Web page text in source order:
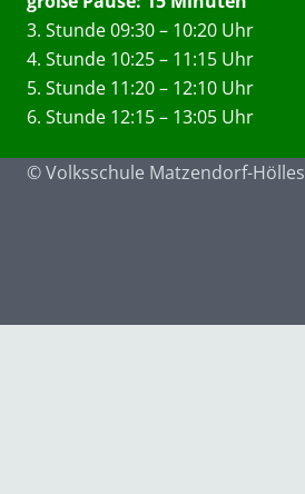
3. Stunde 09:30 – 10:20 Uhr
4. Stunde 10:25 – 11:15 Uhr
5. Stunde 11:20 – 12:10 Uhr
6. Stunde 12:15 – 13:05 Uhr
© Volksschule Matzendorf-Hölles